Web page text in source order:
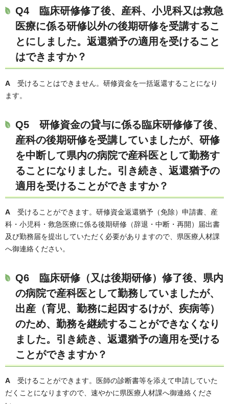
Q4 臨床研修修了後、産科、小児科又は救急
医療に係る研修以外の後期研修を受講するこ
とにしました。返還猶予の適用を受けること
はできますか？
A 受けることはできません。研修資金を一括返還することになり
ます。
Q5 研修資金の貸与に係る臨床研修修了後、
産科の後期研修を受講していましたが、研修
を中断して県内の病院で産科医として勤務す
ることになりました。引き続き、返還猶予の
適用を受けることができますか？
A 受けることができます。研修資金返還猶予（免除）申請書、産
科・小児科・救急医療に係る後期研修（辞退・中断・再開）届出書
及び勤務届を提出していただく必要がありますので、県医療人材課
へ御連絡ください。
Q6 臨床研修（又は後期研修）修了後、県内
の病院で産科医として勤務していましたが、
出産（育児、勤務に起因するけが、疾病等）
のため、勤務を継続することができなくなり
ました。引き続き、返還猶予の適用を受ける
ことができますか？
A 受けることができます。医師の診断書等を添えて申請していた
だくことになりますので、速やかに県医療人材課へ御連絡くださ